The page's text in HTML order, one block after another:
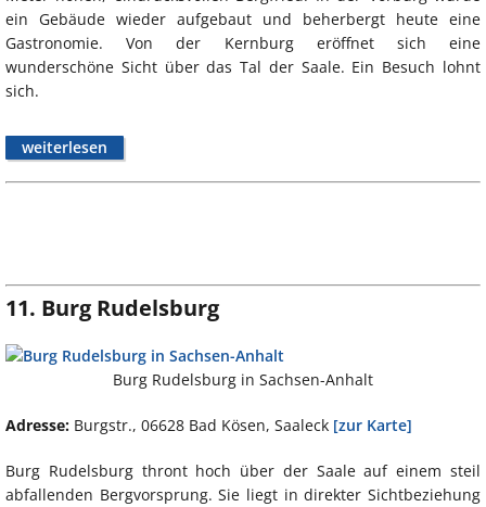
ein Gebäude wieder aufgebaut und beherbergt heute eine
Gastronomie. Von der Kernburg eröffnet sich eine
wunderschöne Sicht über das Tal der Saale. Ein Besuch lohnt
sich.
weiterlesen
11. Burg Rudelsburg
Burg Rudelsburg in Sachsen-Anhalt
Adresse: Burgstr., 06628 Bad Kösen, Saaleck [zur Karte]
Burg Rudelsburg thront hoch über der Saale auf einem steil
abfallenden Bergvorsprung. Sie liegt in direkter Sichtbeziehung